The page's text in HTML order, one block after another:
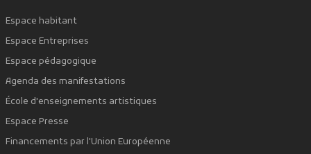
Espace habitant
Espace Entreprises
Espace pédagogique
Agenda des manifestations
École d'enseignements artistiques
Espace Presse
Financements par l'Union Européenne